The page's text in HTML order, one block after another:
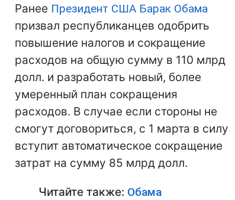
Ранее Президент США Барак Обама
призвал республиканцев одобрить
повышение налогов и сокращение
расходов на общую сумму в 110 млрд
долл. и разработать новый, более
умеренный план сокращения
расходов. В случае если стороны не
смогут договориться, с 1 марта в силу
вступит автоматическое сокращение
затрат на сумму 85 млрд долл.
Читайте также: Обама